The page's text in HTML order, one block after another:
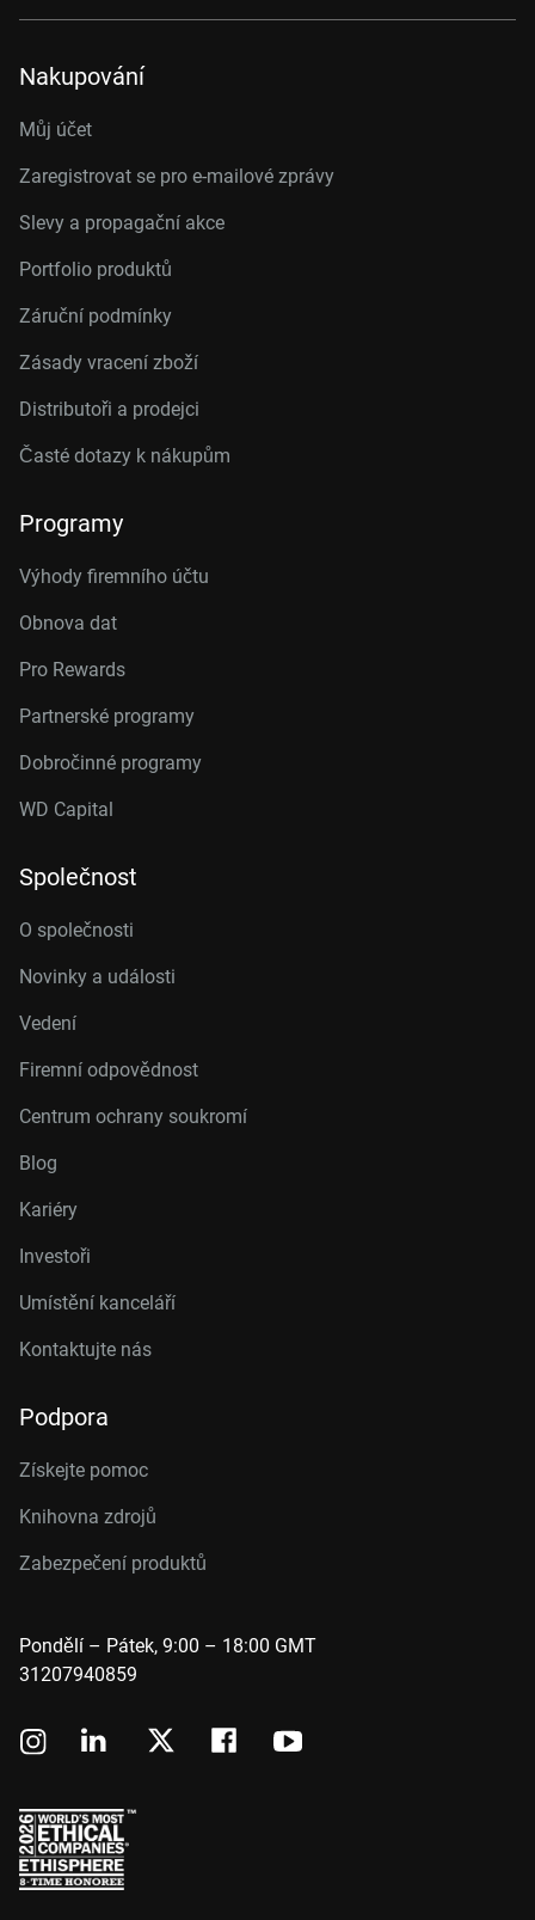
Nakupování
Můj účet
Zaregistrovat se pro e-mailové zprávy
Slevy a propagační akce
Portfolio produktů
Záruční podmínky
Zásady vracení zboží
Distributoři a prodejci
Časté dotazy k nákupům
Programy
Výhody firemního účtu
Obnova dat
Pro Rewards
Partnerské programy
Dobročinné programy
WD Capital
Společnost
O společnosti
Novinky a události
Vedení
Firemní odpovědnost
Centrum ochrany soukromí
Blog
Kariéry
Investoři
Umístění kanceláří
Kontaktujte nás
Podpora
Získejte pomoc
Knihovna zdrojů
Zabezpečení produktů
Pondělí – Pátek, 9:00 – 18:00 GMT
31207940859